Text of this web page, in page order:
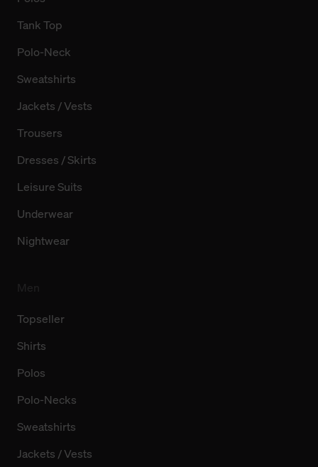
Tank Top
Polo-Neck
Sweatshirts
Jackets / Vests
Trousers
Dresses / Skirts
Leisure Suits
Underwear
Nightwear
Topseller
Shirts
Polos
Polo-Necks
Sweatshirts
Jackets / Vests